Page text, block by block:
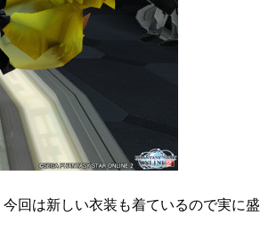
回は新しい衣装も着ているので実に盛